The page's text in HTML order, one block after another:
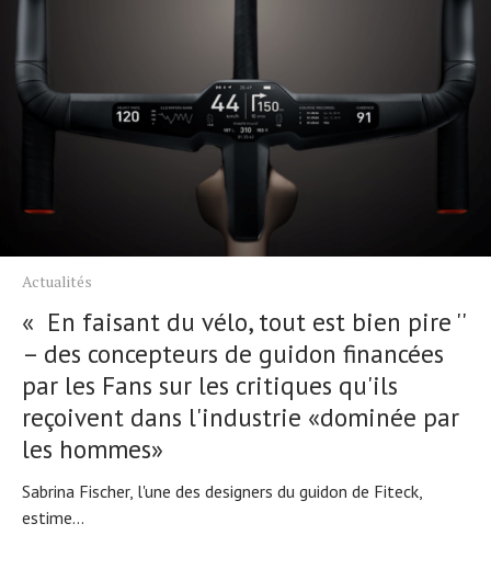
Actualités
« En faisant du vélo, tout est bien pire ''
– des concepteurs de guidon financées
par les Fans sur les critiques qu'ils
reçoivent dans l'industrie «dominée par
les hommes»
Sabrina Fischer, l'une des designers du guidon de Fiteck,
estime...